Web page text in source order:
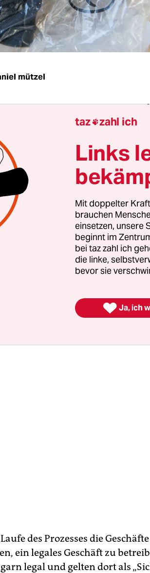
mützel
Namen wie
„Antifaschreck AS125“. Auch
Zweifel daran, welchen
die Schießgeräte im Sinn hatte:
strecken jeden
unter einem Revolver. Und die
versprach „jeden Schurken“ zu
oder Hobbydieb“.
hat das Landgericht Berlin
Mario R. wegen
zehn Monaten Gefängnis
dass der 35-Jährige einen
2016 habe R. 167 illegale
Der Thüringer erzielte
des Prozesses die
ein legales Geschäft zu
legal und gelten dort als
taz zahl ich
Links
Mit doppelter
brauchen
einsetzen, unsere
beginnt im
bei taz zahl ich
die linke,
bevor sie
 Ja, ich